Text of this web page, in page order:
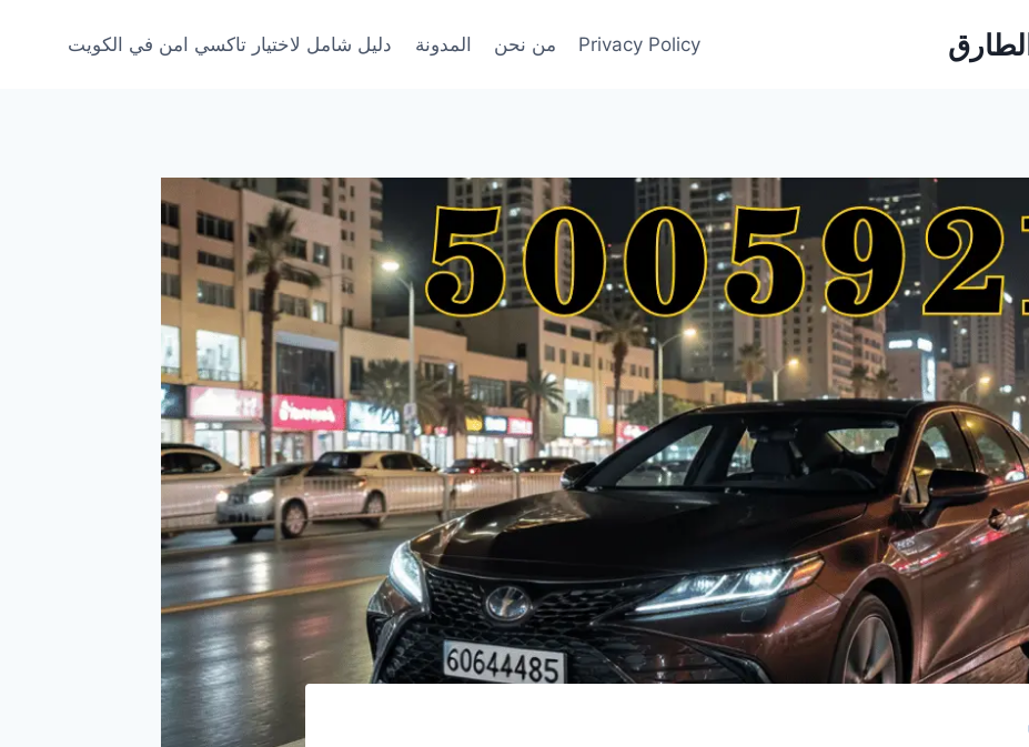
Privacy Policy من نحن المدونة دليل شامل لاختيار تاكسي امن في الكويت